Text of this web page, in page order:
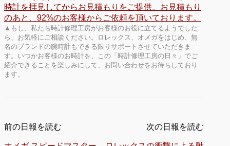
▲もし、私たち時計修理工房がお客様のお役に立てるようでした
ら、お気軽にご相談ください。ロレックス、オメガをはじめ、無
名のブランドの腕時計もできる限りサポートさせていただきま
す。いつかお客様のお時計を、この「時計修理工房の日々」でご
紹介できることを楽しみにして、お問い合わせをお待ちしており
ます。
前の日報を読む 次の日報を読む